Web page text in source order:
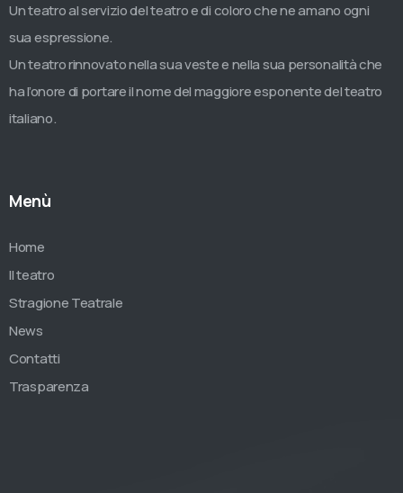
Un teatro al servizio del teatro e di coloro che ne amano ogni
sua espressione.
Un teatro rinnovato nella sua veste e nella sua personalità che
ha l’onore di portare il nome del maggiore esponente del teatro
italiano.
Menù
Home
Il teatro
Stragione Teatrale
News
Contatti
Trasparenza